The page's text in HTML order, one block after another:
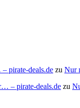
pirate-deals.de zu Nur
– pirate-deals.de zu